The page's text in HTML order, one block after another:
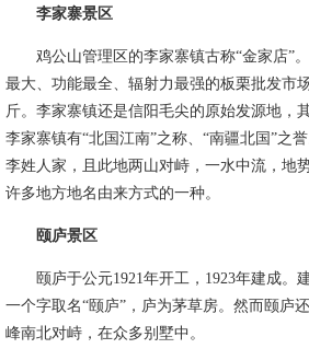
李家寨景区
鸡公山管理区的李家寨镇古称“金家店”
最大、功能最全、辐射力最强的板栗批发市
斤。李家寨镇还是信阳毛尖的原始发源地，
李家寨镇有“北国江南”之称、“南疆北国”之
李姓人家，且此地两山对峙，一水中流，地
许多地方地名由来方式的一种。
颐庐景区
颐庐于公元1921年开工，1923年建成。
一个字取名“颐庐”，庐为茅草房。然而颐庐
峰南北对峙，在众多别墅中。